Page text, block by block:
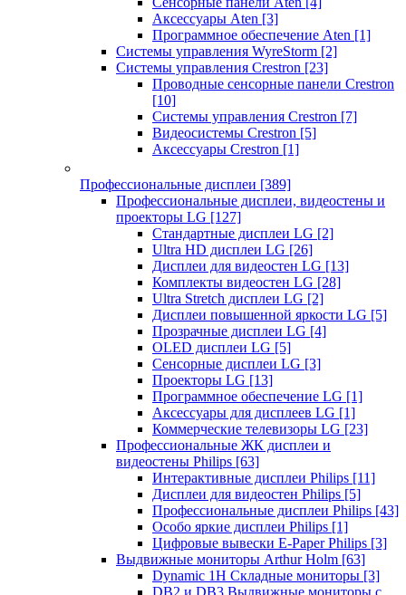
Аксессуары Aten [3]
Программное обеспечение Aten [1]
Системы управления WyreStorm [2]
Системы управления Crestron [23]
Проводные сенсорные панели Crestron
[10]
Системы управления Crestron [7]
Видеосистемы Crestron [5]
Аксессуары Crestron [1]
Профессиональные дисплеи [389]
Профессиональные дисплеи, видеостены и
проекторы LG [127]
Стандартные дисплеи LG [2]
Ultra HD дисплеи LG [26]
Дисплеи для видеостен LG [13]
Комплекты видеостен LG [28]
Ultra Stretch дисплеи LG [2]
Дисплеи повышенной яркости LG [5]
Прозрачные дисплеи LG [4]
OLED дисплеи LG [5]
Сенсорные дисплеи LG [3]
Проекторы LG [13]
Программное обеспечение LG [1]
Аксессуары для дисплеев LG [1]
Коммерческие телевизоры LG [23]
Профессиональные ЖК дисплеи и
видеостены Philips [63]
Интерактивные дисплеи Philips [11]
Дисплеи для видеостен Philips [5]
Профессиональные дисплеи Philips [43]
Особо яркие дисплеи Philips [1]
Цифровые вывески E-Paper Philips [3]
Выдвижные мониторы Arthur Holm [63]
Dynamic 1Н Складные мониторы [3]
DB2 и DB3 Выдвижные мониторы с